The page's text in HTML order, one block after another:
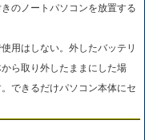
のノートパソコンを放置する
用はしない。外したバッテリ
ら取り外したままにした場
できるだけパソコン本体にセ